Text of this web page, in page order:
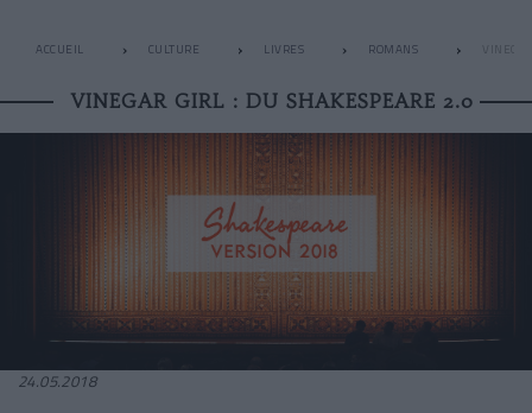
ACCUEIL CULTURE LIVRES ROMANS
VINEGAR GIRL : DU SHAKESPEARE 2.0
24.05.2018